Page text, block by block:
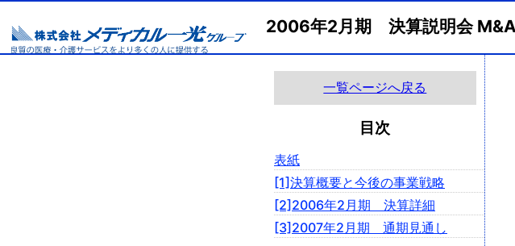
2006年2月期 決算説明会
一覧ページへ戻る
目次
表紙
[1]決算概要と今後の事業戦略
[2]2006年2月期 決算詳細
[3]2007年2月期 通期見通し